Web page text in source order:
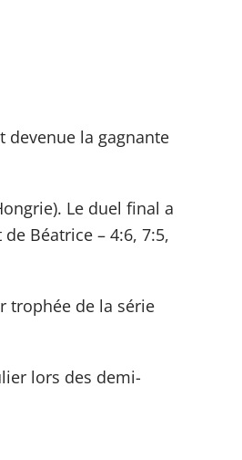
devenue la gagnante
Le duel final a
Béatrice – 4:6, 7:5,
trophée de la série
lors des demi-